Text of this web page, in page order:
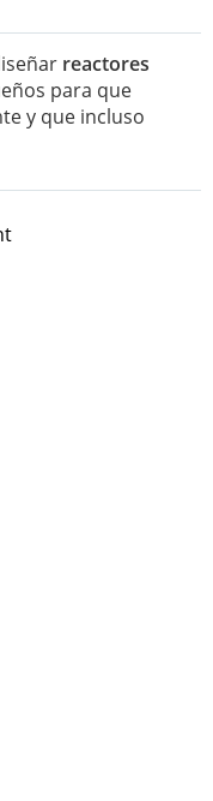
reactores
para que
y que incluso